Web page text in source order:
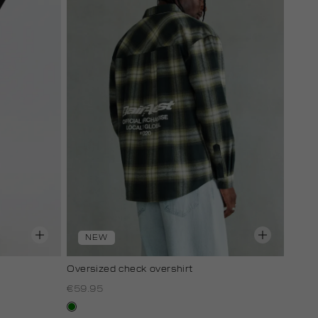
NEW
Oversized check overshirt
€59.95
groen